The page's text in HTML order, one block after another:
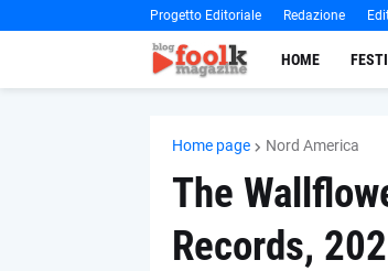
Progetto Editoriale Redazione
HOME
Home page Nord America
The
Records,